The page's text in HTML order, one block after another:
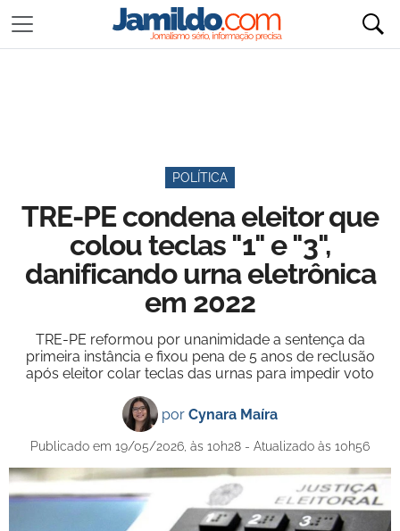
POLÍTICA
TRE-PE condena eleitor que
colou teclas "1" e "3",
danificando urna eletrônica
em 2022
TRE-PE reformou por unanimidade a sentença da
primeira instância e fixou pena de 5 anos de reclusão
após eleitor colar teclas das urnas para impedir voto
por Cynara Maíra
Publicado em 19/05/2026, às 10h28 - Atualizado às 10h56